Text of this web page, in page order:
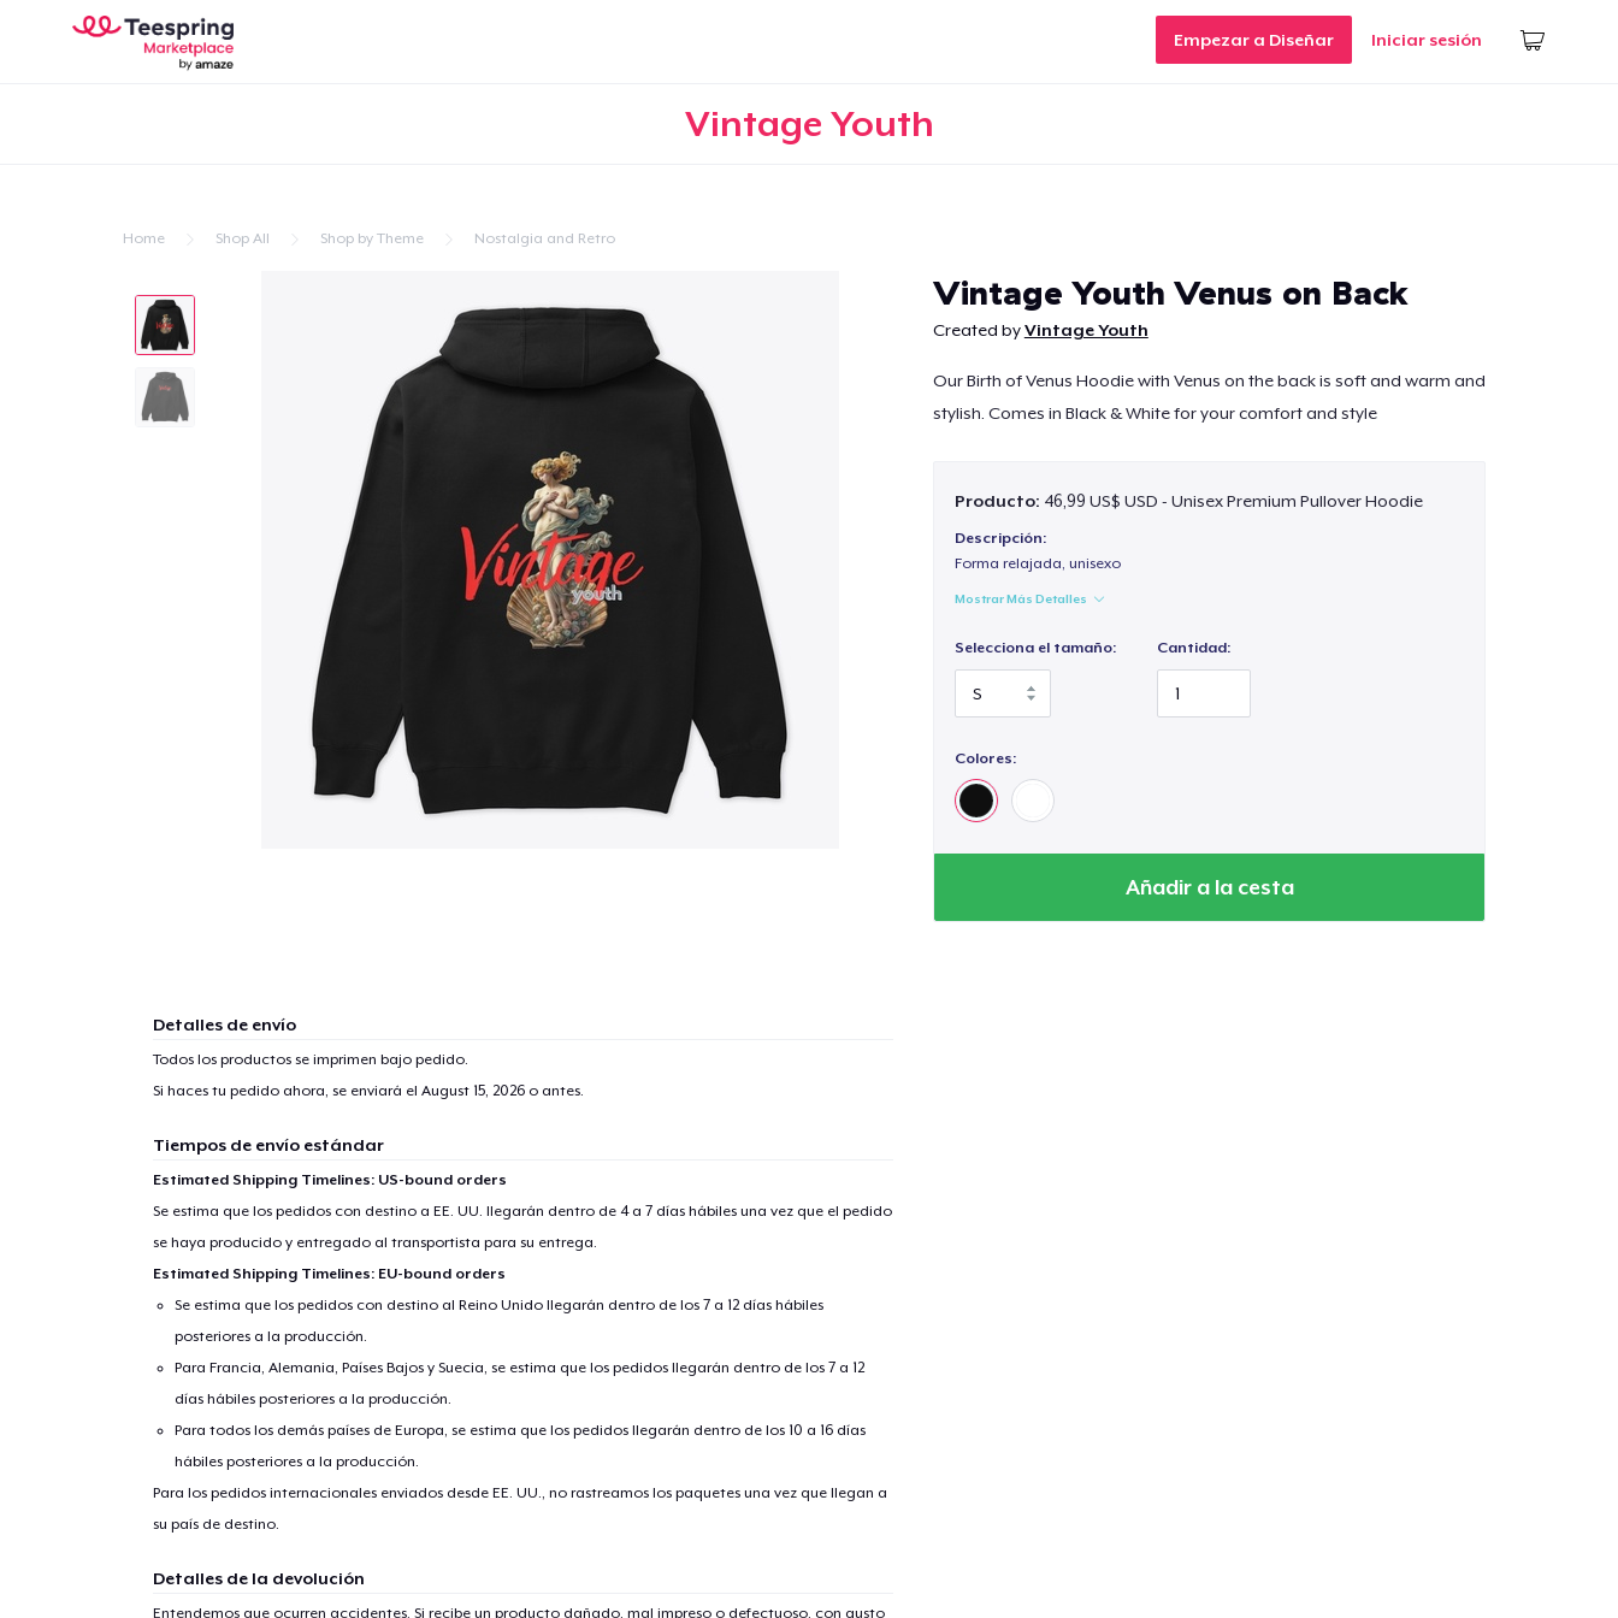
Empezar a Diseñar Iniciar sesión
Vintage Youth
Home Shop All Shop by Theme Nostalgia and Retro
Vintage Youth Venus on Back
Created byVintage Youth
Our Birth of Venus Hoodie with Venus on the back is soft and warm and
stylish. Comes in Black & White for your comfort and style
Producto: 46,99 US$ USD - Unisex Premium Pullover Hoodie
Descripción:
Forma relajada, unisexo
Mostrar Más Detalles
Selecciona el tamaño: Cantidad:
Colores:
Añadir a la cesta
Detalles de envío
Todos los productos se imprimen bajo pedido.
Si haces tu pedido ahora, se enviará el August 15, 2026o antes.
Tiempos de envío estándar
Estimated Shipping Timelines: US-bound orders
Se estima que los pedidos con destino a EE. UU. llegarán dentro de 4 a 7 días hábiles una vez que el pedido
se haya producido y entregado al transportista para su entrega.
Estimated Shipping Timelines: EU-bound orders
Se estima que los pedidos con destino al Reino Unido llegarán dentro de los 7 a 12 días hábiles
posteriores a la producción.
Para Francia, Alemania, Países Bajos y Suecia, se estima que los pedidos llegarán dentro de los 7 a 12
días hábiles posteriores a la producción.
Para todos los demás países de Europa, se estima que los pedidos llegarán dentro de los 10 a 16 días
hábiles posteriores a la producción.
Para los pedidos internacionales enviados desde EE. UU., no rastreamos los paquetes una vez que llegan a
su país de destino.
Detalles de la devolución
Entendemos que ocurren accidentes. Si recibe un producto dañado, mal impreso o defectuoso, con gusto